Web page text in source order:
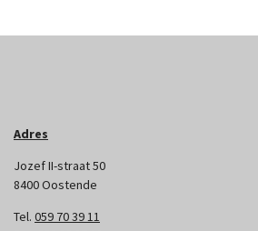
Adres
Jozef II-straat 50
8400 Oostende
Tel. 059 70 39 11